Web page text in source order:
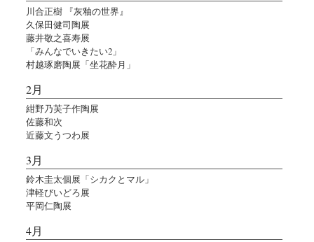
川合正樹 『灰釉の世界』
久保田健司陶展
藤井敬之喜寿展
「みんなでいきたい2」
村越琢磨陶展「坐花酔月」
2月
紺野乃芙子作陶展
佐藤和次
近藤文うつわ展
3月
鈴木圭太個展「シカクとマル」
津軽びいどろ展
平岡仁陶展
4月